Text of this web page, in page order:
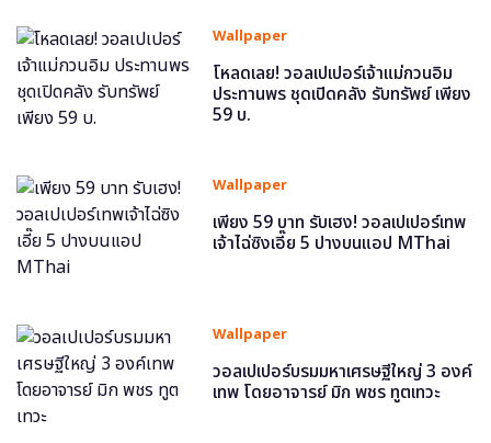
Wallpaper
โหลดเลย! วอลเปเปอร์เจ้าแม่กวนอิม
ประทานพร ชุดเปิดคลัง รับทรัพย์ เพียง
59 บ.
Wallpaper
เพียง 59 บาท รับเฮง! วอลเปเปอร์เทพ
เจ้าไฉ่ซิงเอี๊ย 5 ปางบนแอป MThai
Wallpaper
วอลเปเปอร์บรมมหาเศรษฐีใหญ่ 3 องค์
เทพ โดยอาจารย์ มิก พชร ทูตเทวะ